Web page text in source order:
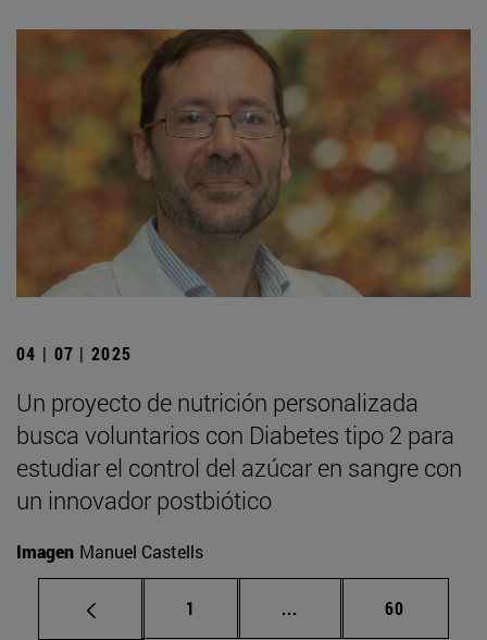
04 | 07 | 2025
Un proyecto de nutrición personalizada
busca voluntarios con Diabetes tipo 2 para
estudiar el control del azúcar en sangre con
un innovador postbiótico
Imagen Manuel Castells
Página
1 ... Páginas intermedias
Página
60